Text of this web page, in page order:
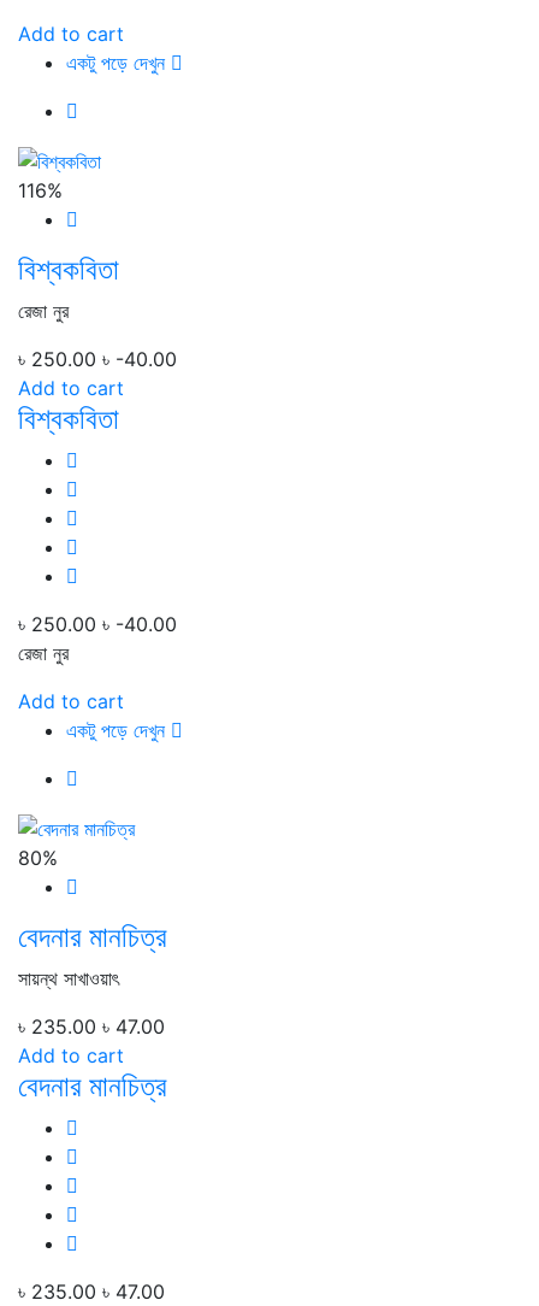
Add to cart
একটু পড়ে দেখুন
116%
বিশ্বকবিতা
রেজা নুর
৳ 250.00 ৳ -40.00
Add to cart
বিশ্বকবিতা
৳ 250.00 ৳ -40.00
রেজা নুর
Add to cart
একটু পড়ে দেখুন
80%
বেদনার মানচিত্র
সায়ন্থ সাখাওয়াৎ
৳ 235.00 ৳ 47.00
Add to cart
বেদনার মানচিত্র
৳ 235.00 ৳ 47.00